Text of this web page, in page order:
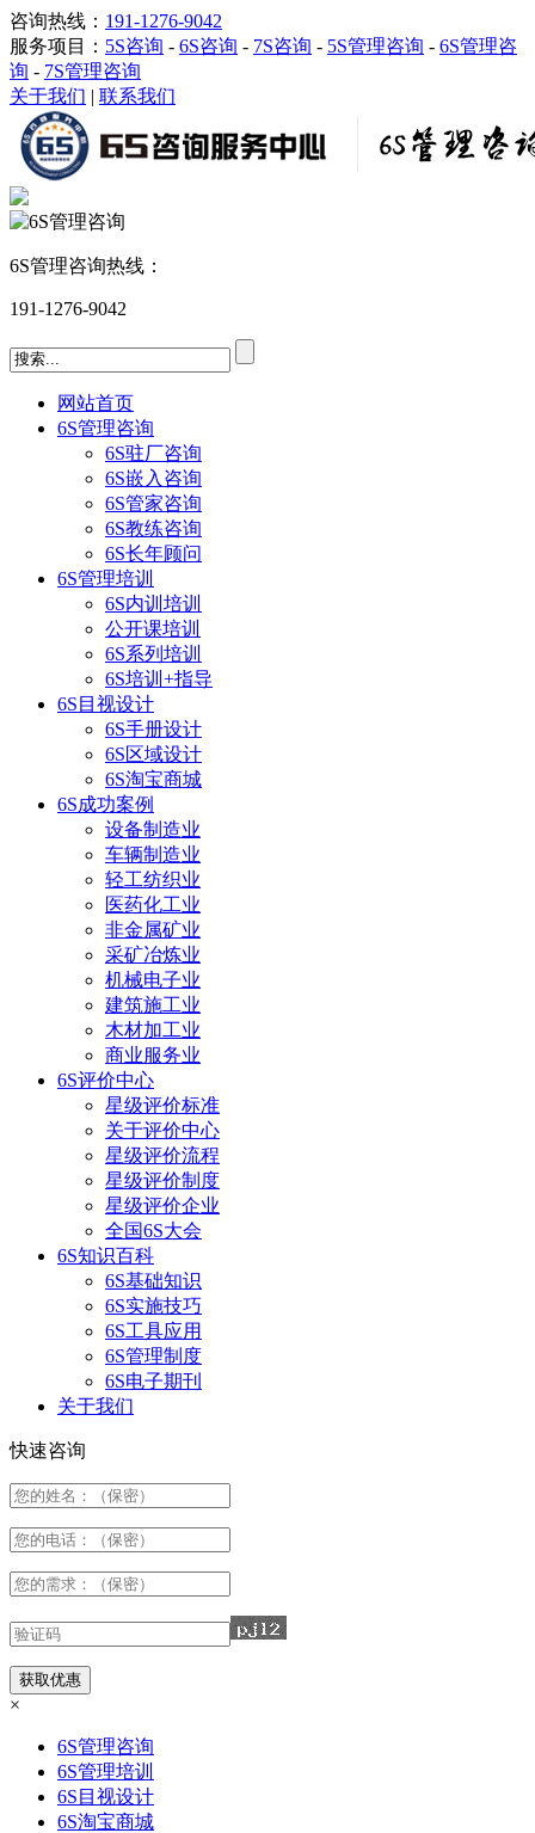
咨询热线： 191-1276-9042
服务项目： 5S咨询 - 6S咨询 - 7S咨询 - 5S管理咨询 - 6S管理咨
询 - 7S管理咨询
关于我们 | 联系我们
6S管理咨询热线：
191-1276-9042
网站首页
6S管理咨询
6S驻厂咨询
6S嵌入咨询
6S管家咨询
6S教练咨询
6S长年顾问
6S管理培训
6S内训培训
公开课培训
6S系列培训
6S培训+指导
6S目视设计
6S手册设计
6S区域设计
6S淘宝商城
6S成功案例
设备制造业
车辆制造业
轻工纺织业
医药化工业
非金属矿业
采矿冶炼业
机械电子业
建筑施工业
木材加工业
商业服务业
6S评价中心
星级评价标准
关于评价中心
星级评价流程
星级评价制度
星级评价企业
全国6S大会
6S知识百科
6S基础知识
6S实施技巧
6S工具应用
6S管理制度
6S电子期刊
关于我们
快速咨询
×
6S管理咨询
6S管理培训
6S目视设计
6S淘宝商城